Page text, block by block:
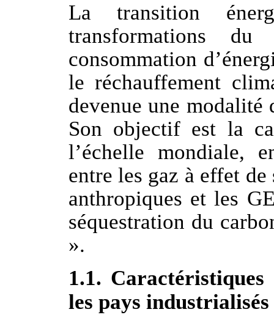
La transition
transformations
consommation
le réchauffement
devenue une
Son objectif est la
l’échelle mondiale,
entre les gaz à effet
anthropiques et les
séquestration du
».
1.1.
les pays industrialisés